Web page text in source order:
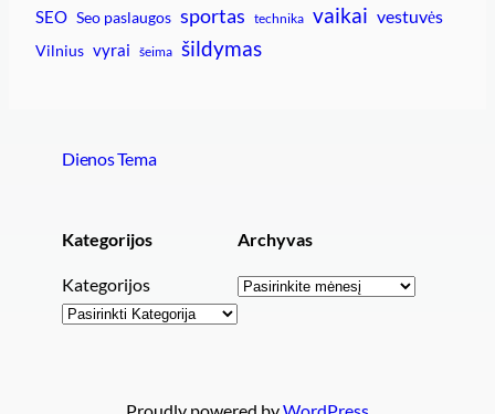
SEO Seo paslaugos sportas technika vaikai vestuvės
Vilnius vyrai šeima šildymas
Dienos Tema
Kategorijos
Kategorijos
Archyvas
Archyvai